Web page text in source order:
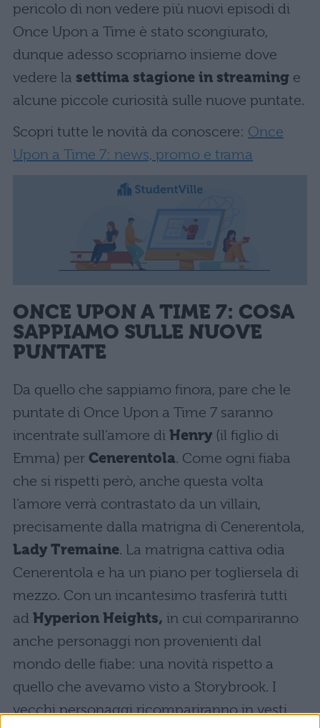
pericolo di non vedere più nuovi episodi di
Once Upon a Time è stato scongiurato,
dunque adesso scopriamo insieme dove
vedere la settima stagione in streaming e
alcune piccole curiosità sulle nuove puntate.
Scopri tutte le novità da conoscere: Once
Upon a Time 7: news, promo e trama
ONCE UPON A TIME 7: COSA
SAPPIAMO SULLE NUOVE
PUNTATE
Da quello che sappiamo finora, pare che le
puntate di Once Upon a Time 7 saranno
incentrate sull’amore di Henry (il figlio di
Emma) per Cenerentola. Come ogni fiaba
che si rispetti però, anche questa volta
l’amore verrà contrastato da un villain,
precisamente dalla matrigna di Cenerentola,
Lady Tremaine. La matrigna cattiva odia
Cenerentola e ha un piano per togliersela di
mezzo. Con un incantesimo trasferirà tutti
ad Hyperion Heights, in cui compariranno
anche personaggi non provenienti dal
mondo delle fiabe: una novità rispetto a
quello che avevamo visto a Storybrook. I
vecchi personaggi ricompariranno in vesti